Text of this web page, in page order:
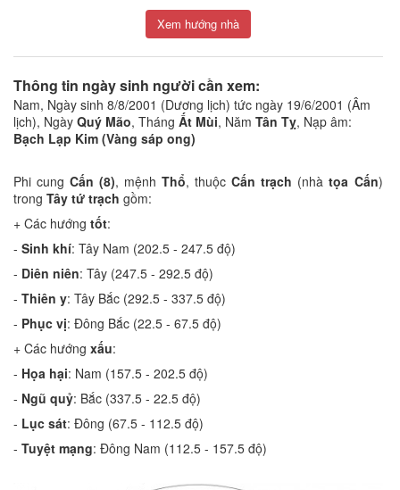
Thông tin ngày sinh người cần xem:
Nam, Ngày sinh 8/8/2001 (Dương lịch) tức ngày 19/6/2001 (Âm
lịch), Ngày Quý Mão, Tháng Ất Mùi, Năm Tân Tỵ, Nạp âm:
Bạch Lạp Kim (Vàng sáp ong)
Phi cungCấn (8), mệnhThổ, thuộcCấn trạch (nhàtọa Cấn)
trong Tây tứ trạch gồm:
+ Các hướng tốt:
- Sinh khí: Tây Nam (202.5 - 247.5 độ)
- Diên niên: Tây (247.5 - 292.5 độ)
- Thiên y: Tây Bắc (292.5 - 337.5 độ)
- Phục vị: Đông Bắc (22.5 - 67.5 độ)
+ Các hướng xấu:
- Họa hại: Nam (157.5 - 202.5 độ)
- Ngũ quỷ: Bắc (337.5 - 22.5 độ)
- Lục sát: Đông (67.5 - 112.5 độ)
- Tuyệt mạng: Đông Nam (112.5 - 157.5 độ)